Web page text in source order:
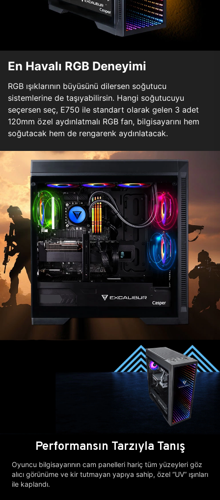
En Havalı RGB Deneyimi
RGB ışıklarının büyüsünü dilersen soğutucu
sistemlerine de taşıyabilirsin. Hangi soğutucuyu
seçersen seç, E750 ile standart olarak gelen 3 adet
120mm özel aydınlatmalı RGB fan, bilgisayarını hem
soğutacak hem de rengarenk aydınlatacak.
Performansın Tarzıyla Tanış
Oyuncu bilgisayarının cam panelleri hariç tüm yüzeyleri göz
alıcı görünüme ve kir tutmayan yapıya sahip, özel “UV” ışınları
ile kaplandı.